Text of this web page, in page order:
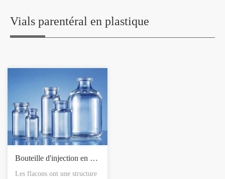
et les couleurs
et les couleurs
Vials parentéral en plastique
Bouteille d'injection en plastique
Les flacons ont une structure